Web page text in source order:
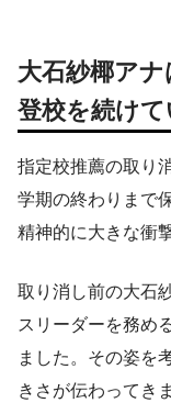
大石紗椰ア
登校を続けて
指定校推薦の取り
学期の終わりまで
精神的に大きな衝
取り消し前の大石
スリーダーを務め
ました。その姿を
きさが伝わってき